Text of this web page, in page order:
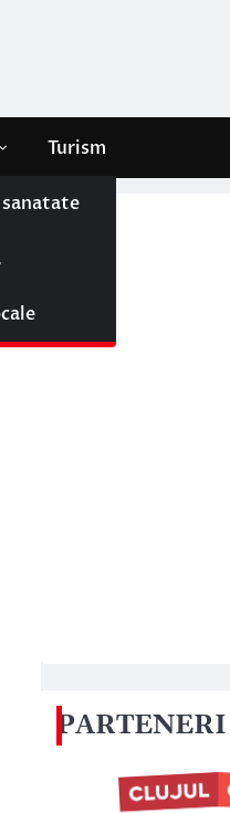
Turism
PARTENERI